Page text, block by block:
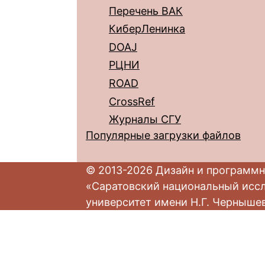
Перечень ВАК
КиберЛенинка
DOAJ
РЦНИ
ROAD
CrossRef
Журналы СГУ
Популярные загрузки файлов
© 2013-2026 Дизайн и
«Саратовский национальный
университет имени Н.Г.